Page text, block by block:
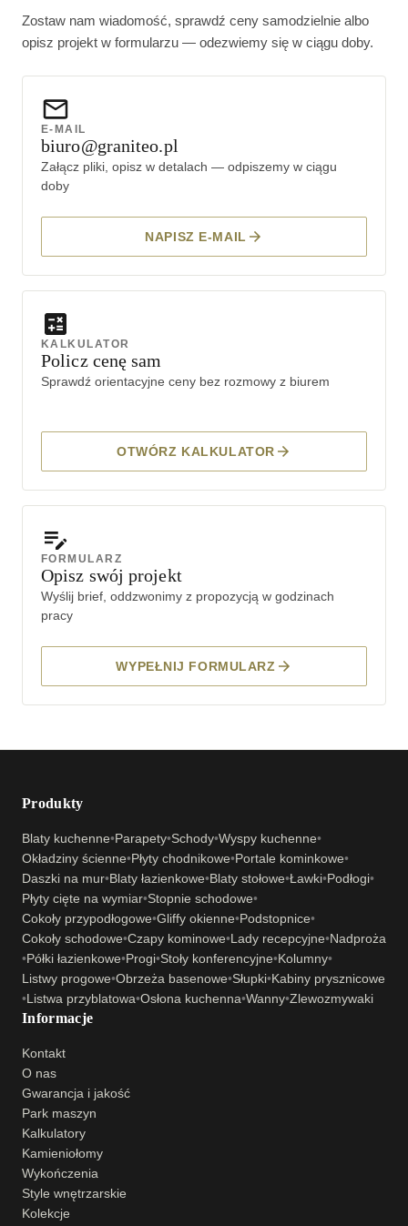
Zostaw nam wiadomość, sprawdź ceny samodzielnie albo
opisz projekt w formularzu — odezwiemy się w ciągu doby.
E-MAIL
biuro@graniteo.pl
Załącz pliki, opisz w detalach — odpiszemy w ciągu
doby
NAPISZ E-MAIL
KALKULATOR
Policz cenę sam
Sprawdź orientacyjne ceny bez rozmowy z biurem
OTWÓRZ KALKULATOR
FORMULARZ
Opisz swój projekt
Wyślij brief, oddzwonimy z propozycją w godzinach
pracy
WYPEŁNIJ FORMULARZ
Produkty
Blaty kuchenne•Parapety•Schody•Wyspy kuchenne•
Okładziny ścienne•Płyty chodnikowe•Portale kominkowe•
Daszki na mur•Blaty łazienkowe•Blaty stołowe•Ławki•Podłogi•
Płyty cięte na wymiar•Stopnie schodowe•
Cokoły przypodłogowe•Gliffy okienne•Podstopnice•
Cokoły schodowe•Czapy kominowe•Lady recepcyjne•Nadproża
•Półki łazienkowe•Progi•Stoły konferencyjne•Kolumny•
Listwy progowe•Obrzeża basenowe•Słupki•Kabiny prysznicowe
•Listwa przyblatowa•Osłona kuchenna•Wanny•Zlewozmywaki
Informacje
Kontakt
O nas
Gwarancja i jakość
Park maszyn
Kalkulatory
Kamieniołomy
Wykończenia
Style wnętrzarskie
Kolekcje